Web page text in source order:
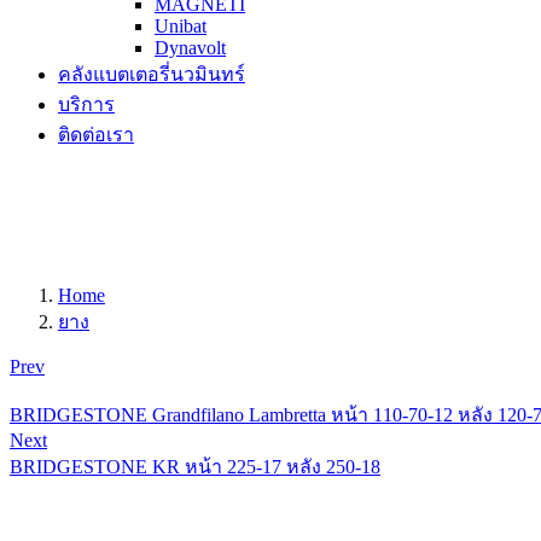
MAGNETI
Unibat
Dynavolt
คลังแบตเตอรี่นวมินทร์
บริการ
ติดต่อเรา
Home
ยาง
Prev
BRIDGESTONE Grandfilano Lambretta หน้า 110-70-12 หลัง 120-
Next
BRIDGESTONE KR หน้า 225-17 หลัง 250-18